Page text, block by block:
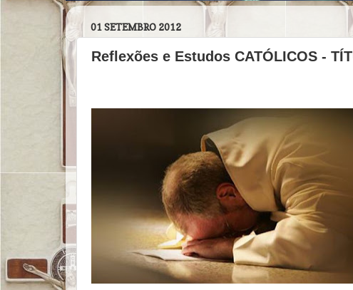
01 SETEMBRO 2012
Reflexões e Estudos CATÓLICOS -